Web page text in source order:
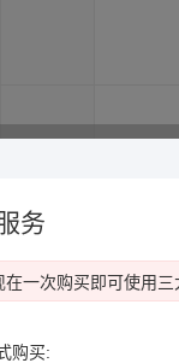
务
在一次购买即可使用
购买: